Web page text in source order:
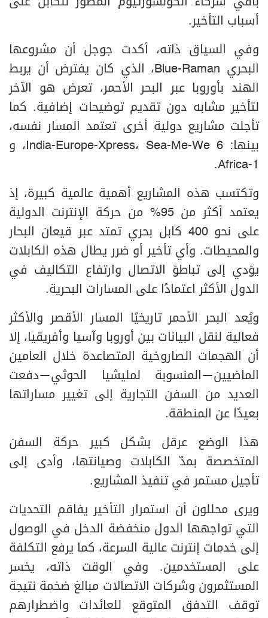
أسباب التأخير.
وفي السياق ذاته، أكدت جوجل أن مشروعها
البحري Blue-Raman، الذي كان يفترض أن يربط
الهند بأوروبا عبر البحر الأحمر، تعرض هو الآخر
لتأخير مشابه دون تقديم توضيحات إضافية. كما
تأجلت مشاريع دولية أخرى تعتمد المسار نفسه،
بينها: India-Europe-Xpress، Sea-Me-We 6، و
Africa-1.
وتكتسب هذه المشاريع أهمية عالمية كبيرة، إذ
يعتمد أكثر من 95% من حركة الإنترنت الدولية
على نحو 400 كابل بحري تمتد عبر قيعان البحار
والمحيطات. وأي تأخير أو ضرر يطال هذه الكابلات
يؤدي إلى تباطؤ الاتصال وارتفاع التكاليف في
الدول الأكثر اعتمادًا على المسارات البحرية.
ويُعد البحر الأحمر تاريخيًا المسار الأقصر والأكثر
فعالية لنقل البيانات بين أوروبا وآسيا وأفريقيا، إلا
أن الهجمات الصاروخية المتصاعدة خلال العامين
الماضيين—المنسوبة لمليشيا الحوثي—دفعت
العديد من السفن التجارية إلى تغيير مساراتها
بعيدًا عن المنطقة.
هذا الوضع عرقل بشكل كبير حركة السفن
المتخصصة بمدّ الكابلات وصيانتها، وأدى إلى
تأجيل مستمر في تنفيذ المشاريع.
ويرى محللون أن استمرار التأخير يفاقم التحديات
التي تواجهها الدول منخفضة الدخل في الوصول
إلى خدمات إنترنت عالية السرعة، كما يرفع التكلفة
على المستخدمين. وفي الوقت ذاته، يخسر
المستثمرون وشركات الاتصالات مبالغ ضخمة نتيجة
توقف التدفق المتوقع للعائدات واضطرارهم